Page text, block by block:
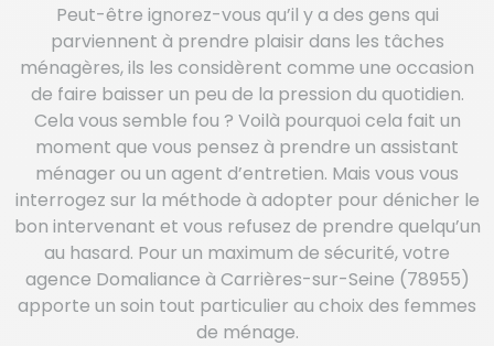
Peut-être ignorez-vous qu’il y a des gens qui
parviennent à prendre plaisir dans les tâches
ménagères, ils les considèrent comme une occasion
de faire baisser un peu de la pression du quotidien.
Cela vous semble fou ? Voilà pourquoi cela fait un
moment que vous pensez à prendre un assistant
ménager ou un agent d’entretien. Mais vous vous
interrogez sur la méthode à adopter pour dénicher le
bon intervenant et vous refusez de prendre quelqu’un
au hasard. Pour un maximum de sécurité, votre
agence Domaliance à Carrières-sur-Seine (78955)
apporte un soin tout particulier au choix des femmes
de ménage.